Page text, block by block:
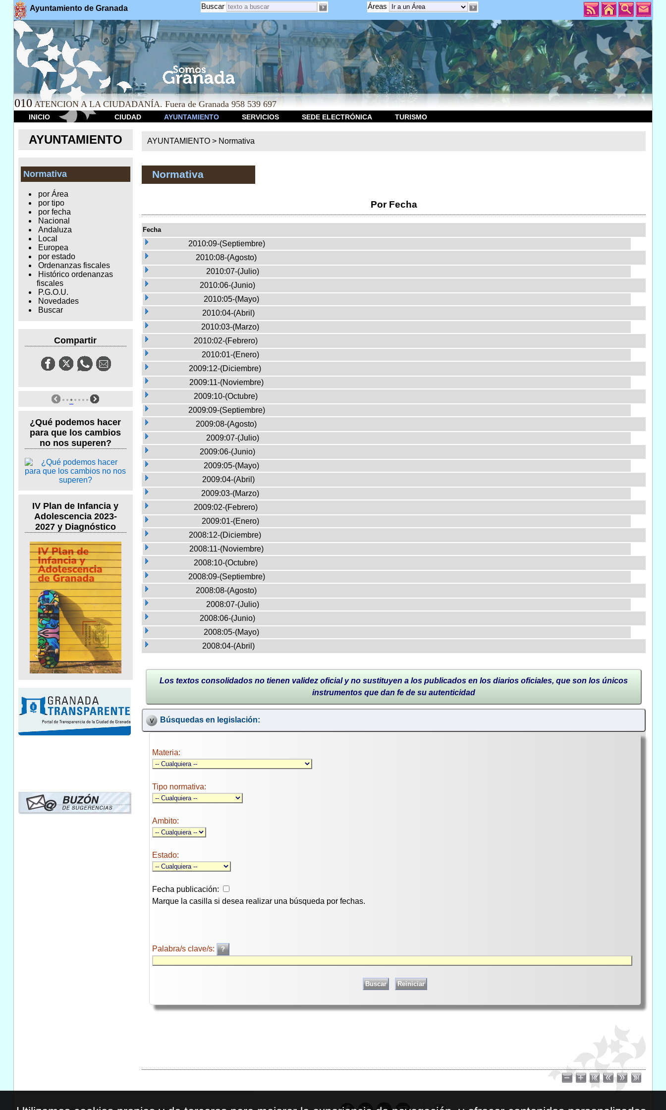
Ayuntamiento de Granada Áreas
Buscar
010 ATENCION A LA CIUDADANÍA. Fuera de Granada 958 539 697
INICIO CIUDAD AYUNTAMIENTO SERVICIOS SEDE ELECTRÓNICA TURISMO
AYUNTAMIENTO
Normativa
por Área
por tipo
por fecha
Nacional
Andaluza
Local
Europea
por estado
Ordenanzas fiscales
Histórico ordenanzas
fiscales
P.G.O.U.
Novedades
Buscar
Compartir
¿Qué podemos hacer
para que los cambios
no nos superen?
IV Plan de Infancia y
Adolescencia 2023-
2027 y Diagnóstico
AYUNTAMIENTO > Normativa
Normativa
Por Fecha
Fecha
2010:09-(Septiembre)
2010:08-(Agosto)
2010:07-(Julio)
2010:06-(Junio)
2010:05-(Mayo)
2010:04-(Abril)
2010:03-(Marzo)
2010:02-(Febrero)
2010:01-(Enero)
2009:12-(Diciembre)
2009:11-(Noviembre)
2009:10-(Octubre)
2009:09-(Septiembre)
2009:08-(Agosto)
2009:07-(Julio)
2009:06-(Junio)
2009:05-(Mayo)
2009:04-(Abril)
2009:03-(Marzo)
2009:02-(Febrero)
2009:01-(Enero)
2008:12-(Diciembre)
2008:11-(Noviembre)
2008:10-(Octubre)
2008:09-(Septiembre)
2008:08-(Agosto)
2008:07-(Julio)
2008:06-(Junio)
2008:05-(Mayo)
2008:04-(Abril)
Los textos consolidados no tienen validez oficial y no sustituyen a los publicados en los diarios oficiales, que son los únicos
instrumentos que dan fe de su autenticidad
Búsquedas en legislación:
Materia:
Tipo normativa:
Ambito:
Estado:
Fecha publicación:
Marque la casilla si desea realizar una búsqueda por fechas.
Palabra/s clave/s: